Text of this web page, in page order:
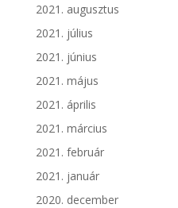
2021. augusztus
2021. július
2021. június
2021. május
2021. április
2021. március
2021. február
2021. január
2020. december